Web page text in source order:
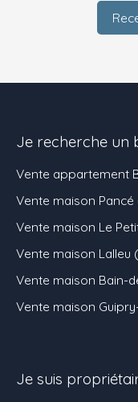
Je recherche un
Vente appartement
Vente maison Pancé
Vente maison Le
Vente maison Lalleu
Vente maison Bain-
Vente maison
Je suis